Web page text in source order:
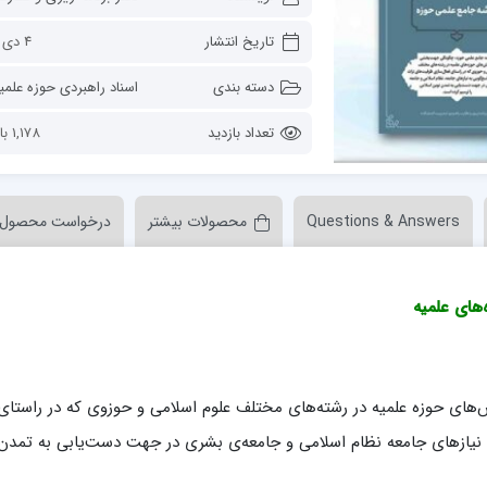
عسکری علیه السلام
فخریه/ راور
علمیه اهل بیت علیهم‌السلام/ قلعه گنج
محمودیه/ کرمان
تاریخ انتشار
4 دی 1401
دسته بندی
اسناد راهبردی حوزه
تعداد بازدید
1,178 بازدید
Questions & Answers محصولات بیشتر درخواست محصول
علمیه
حوزه علمیه در رشته‌های مختلف علوم اسلامی و حوزوی که در
جامعه نظام اسلامی و جامعه‌ی بشری در جهت دست‌یابی به